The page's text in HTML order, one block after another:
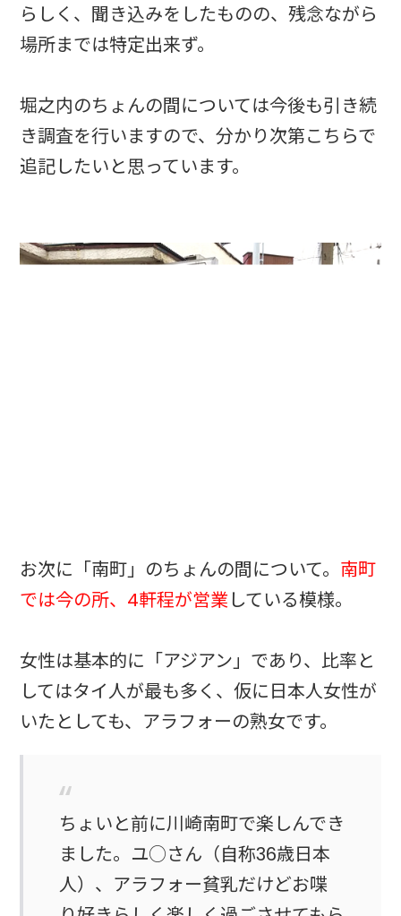
らしく、聞き込みをしたものの、残念ながら
場所までは特定出来ず。
堀之内のちょんの間については今後も引き続
き調査を行いますので、分かり次第こちらで
追記したいと思っています。
お次に「南町」のちょんの間について。 南町
では今の所、4軒程が営業している模様。
女性は基本的に「アジアン」であり、比率と
してはタイ人が最も多く、仮に日本人女性が
いたとしても、アラフォーの熟女です。
ちょいと前に川崎南町で楽しんでき
ました。ユ○さん（自称36歳日本
人）、アラフォー貧乳だけどお喋